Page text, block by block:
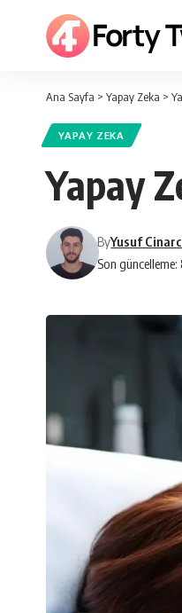
Ana Sayfa > Yapay Zeka >
YAPAY ZEKA
Yapay
Son
ByYusuf